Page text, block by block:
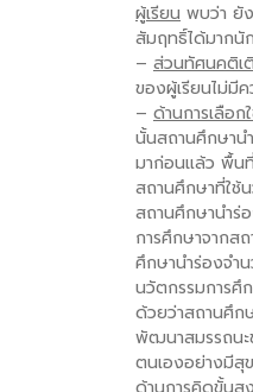
ผู้เรียน พบว่า ยั
สัมฤทธิ์ได้มากนัก
– ส่วนทัศนคติเ
ของผู้เรียนไม่มี
– ด้านการเลือก
นั้นสถานศึกษาน
มาก่อนแล้ว พื้น
สถานศึกษาที่ใช้
สถานศึกษานำร่
การศึกษาจากส
ศึกษานำร่องจำ
นวัตกรรมการศึ
ด้วยว่าสถานศึก
พัฒนาสมรรถนะ
ตนเองอย่างมีสุ